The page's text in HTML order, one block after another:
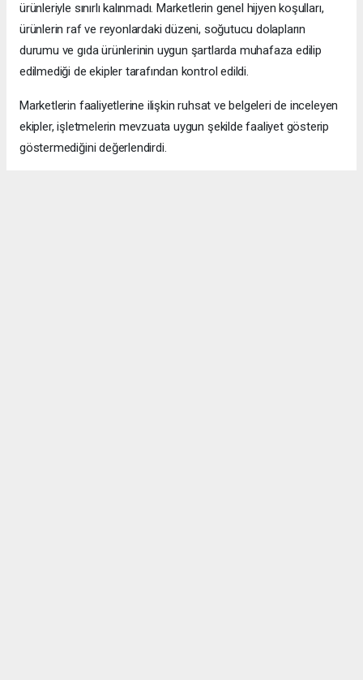
ürünleriyle sınırlı kalınmadı. Marketlerin genel hijyen koşulları,
ürünlerin raf ve reyonlardaki düzeni, soğutucu dolapların
durumu ve gıda ürünlerinin uygun şartlarda muhafaza edilip
edilmediği de ekipler tarafından kontrol edildi.
Marketlerin faaliyetlerine ilişkin ruhsat ve belgeleri de inceleyen
ekipler, işletmelerin mevzuata uygun şekilde faaliyet gösterip
göstermediğini değerlendirdi.